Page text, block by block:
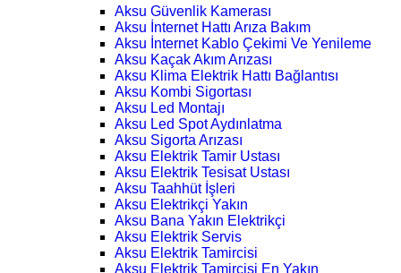
Aksu Güvenlik Kamerası
Aksu İnternet Hattı Arıza Bakım
Aksu İnternet Kablo Çekimi Ve Yenileme
Aksu Kaçak Akım Arızası
Aksu Klima Elektrik Hattı Bağlantısı
Aksu Kombi Sigortası
Aksu Led Montajı
Aksu Led Spot Aydınlatma
Aksu Sigorta Arızası
Aksu Elektrik Tamir Ustası
Aksu Elektrik Tesisat Ustası
Aksu Taahhüt İşleri
Aksu Elektrikçi Yakın
Aksu Bana Yakın Elektrikçi
Aksu Elektrik Servis
Aksu Elektrik Tamircisi
Aksu Elektrik Tamircisi En Yakın